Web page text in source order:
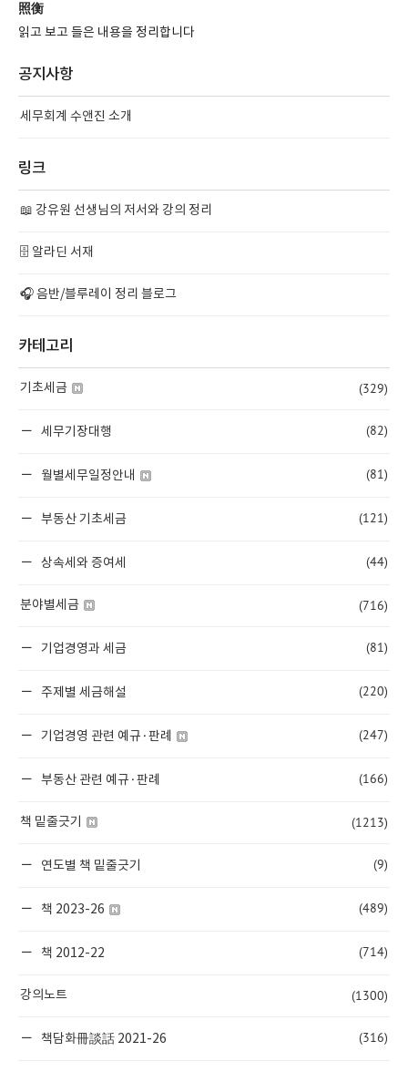
照衡
읽고 보고 들은 내용을 정리합니다
공지사항
세무회계 수앤진 소개
링크
📖 강유원 선생님의 저서와 강의 정리
🗄️ 알라딘 서재
🎧 음반/블루레이 정리 블로그
카테고리
기초세금 (329)
세무기장대행 (82)
월별세무일정안내 (81)
부동산 기초세금 (121)
상속세와 증여세 (44)
분야별세금 (716)
기업경영과 세금 (81)
주제별 세금해설 (220)
기업경영 관련 예규·판례 (247)
부동산 관련 예규·판례 (166)
책 밑줄긋기 (1213)
연도별 책 밑줄긋기 (9)
책 2023-26 (489)
책 2012-22 (714)
강의노트 (1300)
책담화冊談話 2021-26 (316)